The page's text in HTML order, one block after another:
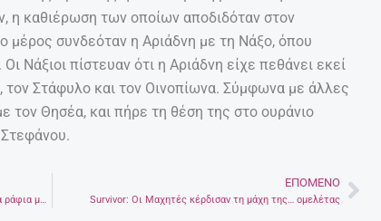
η καθιέρωση των οποίων αποδιδόταν στον
μέρος συνδεόταν η Αριάδνη με τη Νάξο, όπου
Νάξιοι πίστευαν ότι η Αριάδνη είχε πεθάνει εκεί
τον Στάφυλο και τον Οινοπίωνα. Σύμφωνα με άλλες
τον Θησέα, και πήρε τη θέση της στο ουράνιο
ΕΠΌΜΕΝΟ
Survivor: Οι Μαχητές κέρδισαν τη μάχη της… ομελέταςNext